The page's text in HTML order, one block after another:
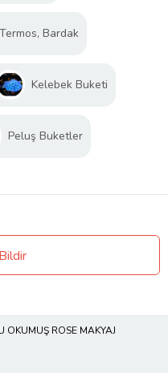
Bardak
Kelebek Buketi
Peluş Buketler
OKUMUŞ ROSE MAKYAJ